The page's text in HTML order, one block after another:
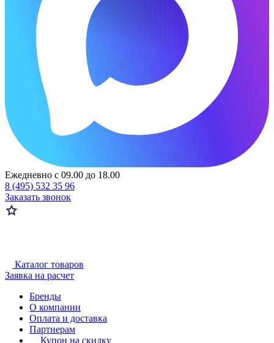
Ежедневно с 09.00 до 18.00
8 (495) 532 35 96
Заказать звонок
Каталог товаров
Заявка на расчет
Бренды
О компании
Оплата и доставка
Партнерам
Купон на скидку